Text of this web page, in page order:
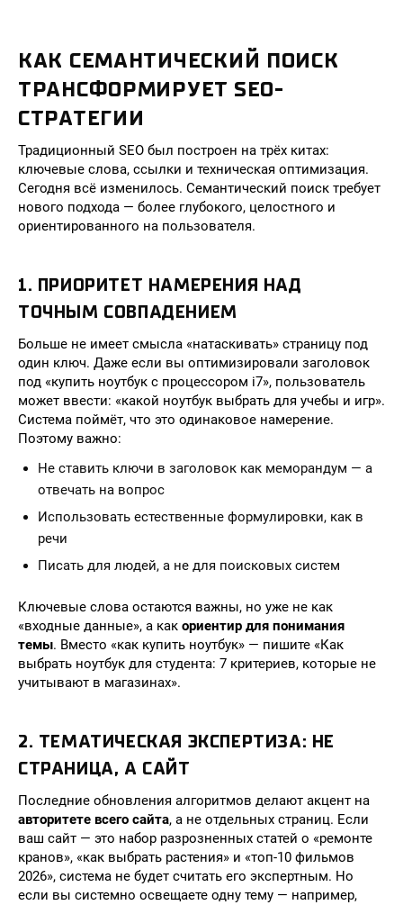
КАК СЕМАНТИЧЕСКИЙ ПОИСК
ТРАНСФОРМИРУЕТ SEO-
СТРАТЕГИИ
Традиционный SEO был построен на трёх китах:
ключевые слова, ссылки и техническая оптимизация.
Сегодня всё изменилось. Семантический поиск требует
нового подхода — более глубокого, целостного и
ориентированного на пользователя.
1. ПРИОРИТЕТ НАМЕРЕНИЯ НАД
ТОЧНЫМ СОВПАДЕНИЕМ
Больше не имеет смысла «натаскивать» страницу под
один ключ. Даже если вы оптимизировали заголовок
под «купить ноутбук с процессором i7», пользователь
может ввести: «какой ноутбук выбрать для учебы и игр».
Система поймёт, что это одинаковое намерение.
Поэтому важно:
Не ставить ключи в заголовок как меморандум — а
отвечать на вопрос
Использовать естественные формулировки, как в
речи
Писать для людей, а не для поисковых систем
Ключевые слова остаются важны, но уже не как
«входные данные», а как ориентир для понимания
темы. Вместо «как купить ноутбук» — пишите «Как
выбрать ноутбук для студента: 7 критериев, которые не
учитывают в магазинах».
2. ТЕМАТИЧЕСКАЯ ЭКСПЕРТИЗА: НЕ
СТРАНИЦА, А САЙТ
Последние обновления алгоритмов делают акцент на
авторитете всего сайта, а не отдельных страниц. Если
ваш сайт — это набор разрозненных статей о «ремонте
кранов», «как выбрать растения» и «топ-10 фильмов
2026», система не будет считать его экспертным. Но
если вы системно освещаете одну тему — например,